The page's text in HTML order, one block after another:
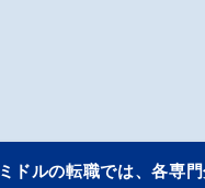
ミドルの転職では、各専